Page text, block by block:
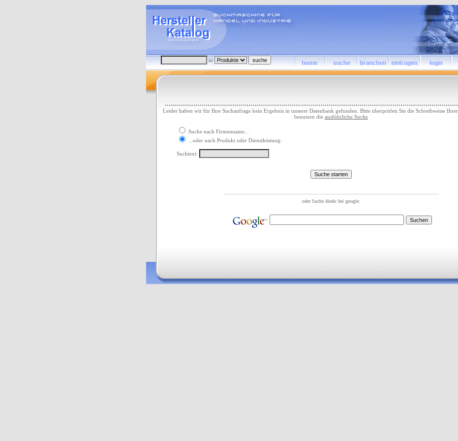
in
Leider haben wir für Ihre Suchanfrage kein Ergebnis in unserer Datenbank gefunden. Bitte überprüfen Sie die Schreibweise
benutzen die ausführliche Suche
Suche nach Firmenname...
...oder nach Produkt oder Dienstleistung:
Suchtext: